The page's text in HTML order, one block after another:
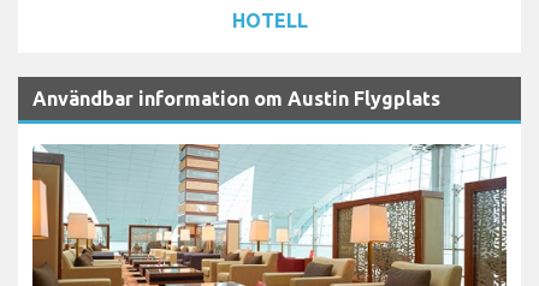
HOTELL
Användbar information om Austin Flygplats